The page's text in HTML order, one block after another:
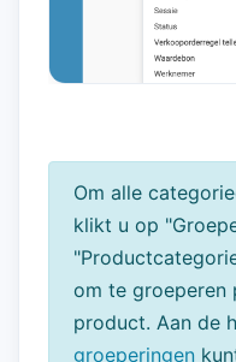
Om alle
klikt u op
om te groeperen
product. Aan de
groeperingen